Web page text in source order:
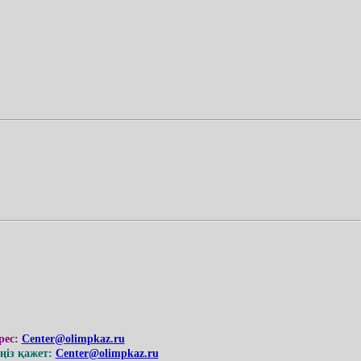
Center@olimpkaz.ru
қажет: Center@olimpkaz.ru